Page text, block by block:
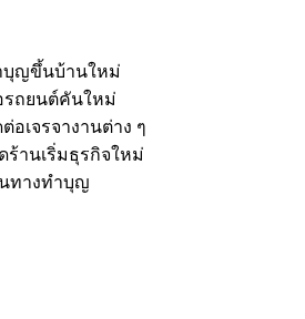
บุญขึ้นบ้านใหม่
รถยนต์คันใหม่
ต่อเจรจางานต่าง ๆ
ดร้านเริ่มธุรกิจใหม่
นทางทำบุญ